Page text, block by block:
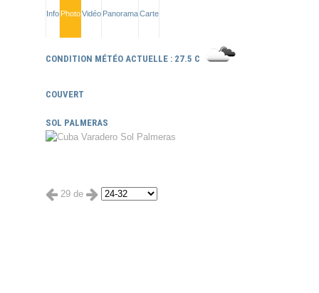
Info PhotoVidéo PanoramaCarte
CONDITION MÉTÉO ACTUELLE : 27.5 C
COUVERT
SOL PALMERAS
29 de